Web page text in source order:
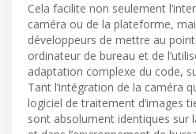
Cela facilite non seulement
caméra ou de la plateforme,
développeurs de mettre au
ordinateur de bureau et de
adaptation complexe du code,
Tant l’intégration de la caméra
logiciel de traitement d’images
sont absolument identiques sur